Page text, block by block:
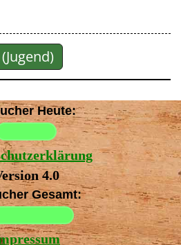
Heute:
4.0
Gesamt: